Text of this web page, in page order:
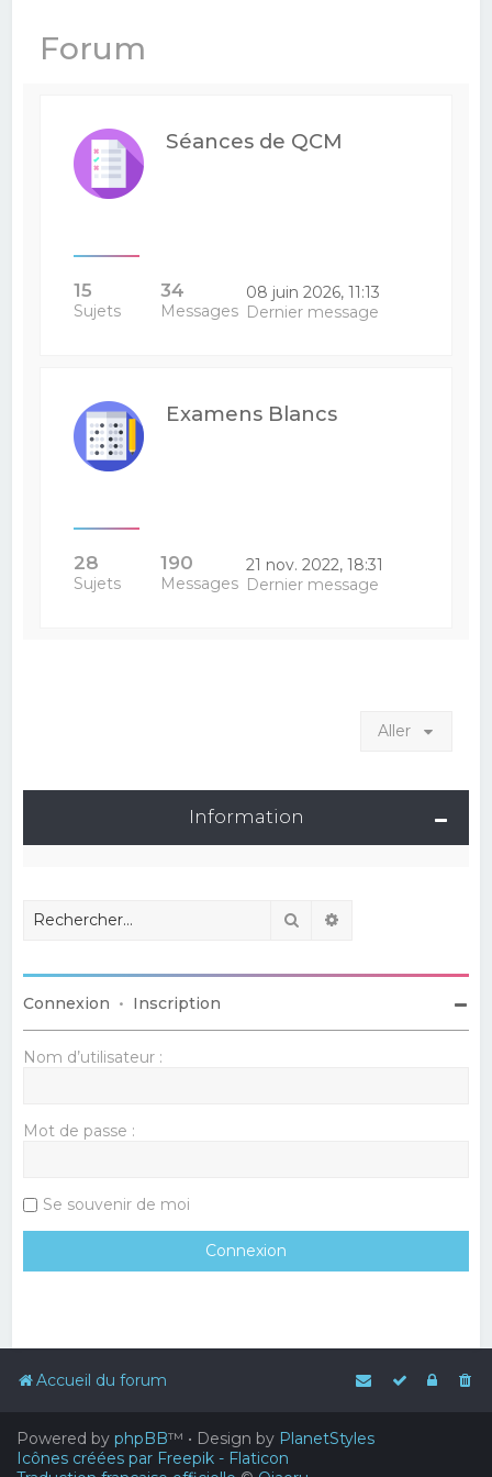
Forum
Séances de QCM
15
Sujets
34
Messages
08 juin 2026, 11:13
Dernier message
Examens Blancs
28
Sujets
190
Messages
21 nov. 2022, 18:31
Dernier message
Aller
Information
Rechercher
Connexion • Inscription
Nom d’utilisateur :
Mot de passe :
Se souvenir de moi
Accueil du forum
Powered by phpBB™ • Design by PlanetStyles
Icônes créées par Freepik - Flaticon